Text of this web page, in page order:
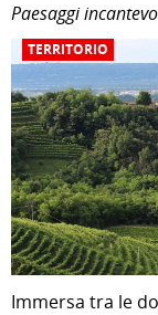
Paesaggi
TERRITORIO
Immersa tra le